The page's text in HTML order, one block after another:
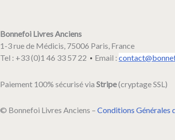
Bonnefoi Livres Anciens
1-3 rue de Médicis, 75006 Paris, France
Tel : +33 (0)1 46 33 57 22 • Email :
Paiement 100% sécurisé via Stripe(cryptage SSL)
© Bonnefoi Livres Anciens – Conditions Générales